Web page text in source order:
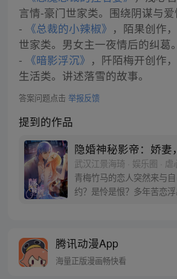
言情-豪门世家类。围绕阴谋与爱
- 《总裁的小辣椒》 ，陌果创作
世家类。男女主一夜情后的纠葛。
- 《暗影浮沉》 ，阡陌梅开创作
生活类。讲述落雪的故事。
答案问题点击 举报反馈
提到的作品
隐婚神秘影帝：娇妻
武汉江景海琦 · 娱乐圈 · 虐
青梅竹马的恋人突然来与
约？是怜是恨？多年苦恋
己的双手，重新翻天覆地
小说《你是我的恋恋不忘》
腾讯动漫App
海量正版漫画畅快看